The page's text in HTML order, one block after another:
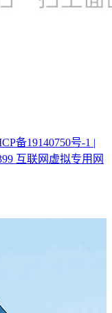
备19140750号-1 |
互联网虚拟专用网